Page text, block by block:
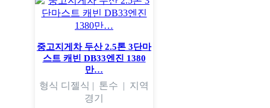
중고지게차 두산 2.5톤 3단마
스트 캐빈 DB33엔진 1380
만…
형식 디젤식 | 톤수 | 지역
경기